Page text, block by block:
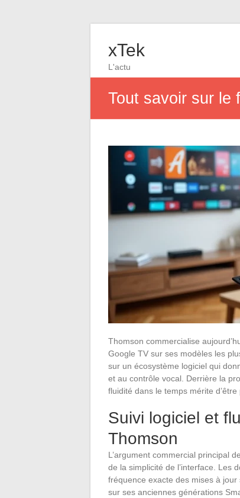
xTek
L'actu
Tout savoir sur le
Thomson commercialise
Google TV sur ses modèles les
sur un écosystème logiciel qui
et au contrôle vocal. Derrière la
fluidité dans le temps mérite d’être
Suivi logiciel et
Thomson
L’argument commercial principal
de la simplicité de l’interface. Les
fréquence exacte des mises à
sur ses anciennes générations